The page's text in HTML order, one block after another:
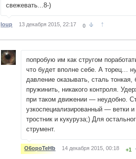
свежевать...8-)
loup 13 декабря 2015, 22:17 0 ↑
попробую им как стругом
что будет вполне себе. А торец…
давление оказывать, сталь тонкая,
пружинить, никакого контроля.
при таком движении — неудобно.
узкоспециализированный — ветки
тростник и кукуруза;) Для
струмент.
O6opoTeHb 14 декабря 2015, 00:18 +1